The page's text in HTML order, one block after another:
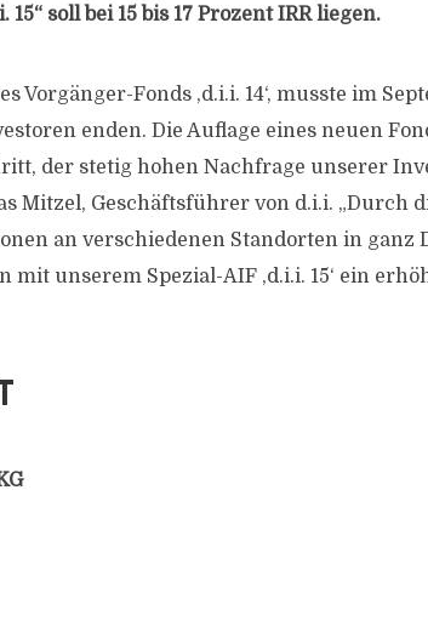
soll bei 15 bis 17 Prozent IRR liegen.
Vorgänger-Fonds ,d.i.i. 14‘, musste im
enden. Die Auflage eines neuen
der stetig hohen Nachfrage unserer
Mitzel, Geschäftsführer von d.i.i. „Durch
an verschiedenen Standorten in ganz
unserem Spezial-AIF ‚d.i.i. 15‘ ein